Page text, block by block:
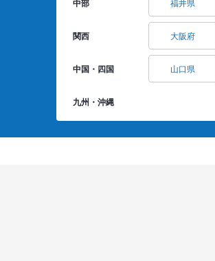
中部
関西 大阪府
中国・四国 山口県
九州・沖縄